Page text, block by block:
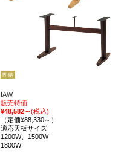
即納
IAW
販売特価
¥48,582～(税込)
（定価¥88,330～）
適応天板サイズ
1200W、1500W
1800W